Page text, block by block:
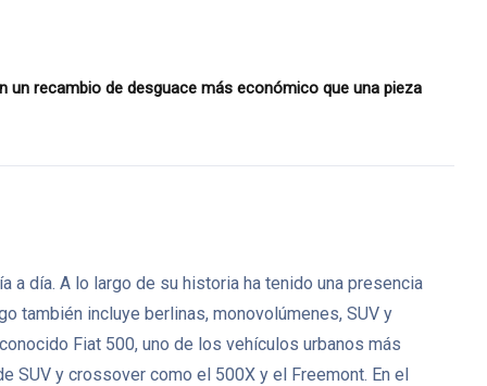
un recambio de desguace más económico que una pieza
a día. A lo largo de su historia ha tenido una presencia
también incluye berlinas, monovolúmenes, SUV y
Fiat 500, uno de los vehículos urbanos más
SUV y crossover como el 500X y el Freemont. En el